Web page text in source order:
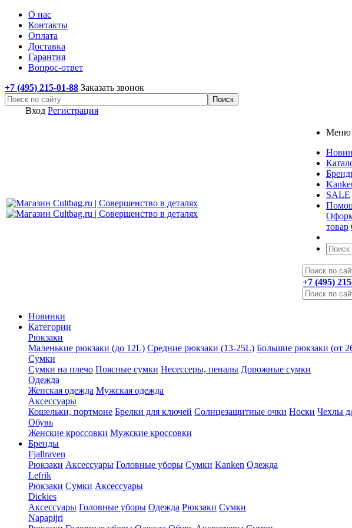
О нас
Контакты
Оплата
Доставка
Гарантия
Вопрос-ответ
+7 (495) 215-01-88 Заказать звонок
Вход Регистрация
Меню
SALE
товар
+7 (495)
Новинки
Категории
Рюкзаки
Маленькие рюкзаки (до 12L) Средние рюкзаки (13-25L) Большие рюкзаки (от
Сумки
Сумки на плечо Поясные сумки Несессеры, пеналы Дорожные сумки
Одежда
Женская одежда Мужская одежда
Аксессуары
Кошельки, портмоне Брелки для ключей Солнцезащитные очки Носки Чехлы
Обувь
Женские кроссовки Мужские кроссовки
Бренды
Fjallraven
Рюкзаки Аксессуары Головные уборы Сумки Kanken Одежда
Lefrik
Рюкзаки Сумки Аксессуары
Dickies
Аксессуары Головные уборы Одежда Рюкзаки Сумки
Napapijri